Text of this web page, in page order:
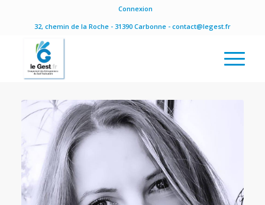
Connexion
32, chemin de la Roche - 31390 Carbonne - contact@legest.fr